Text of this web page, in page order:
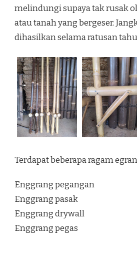
melindungi supaya tak rusak
atau tanah yang bergeser.
dihasilkan selama ratusan
Terdapat beberapa ragam
Enggrang pegangan
Enggrang pasak
Enggrang drywall
Enggrang pegas